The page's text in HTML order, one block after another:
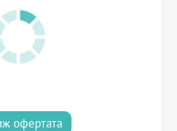
офертата